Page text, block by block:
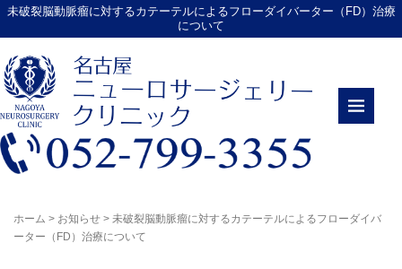
未破裂脳動脈瘤に対するカテーテルによるフローダイバーター（FD）治療
について
ホーム > お知らせ > 未破裂脳動脈瘤に対するカテーテルによるフローダイバ
ーター（FD）治療について